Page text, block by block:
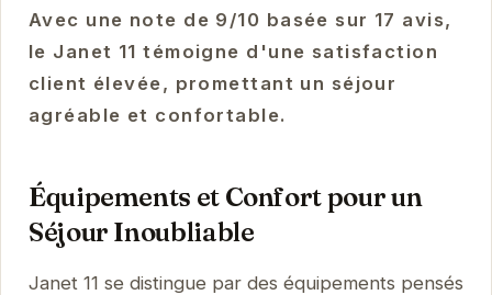
Avec une note de 9/10 basée sur 17 avis,
le Janet 11 témoigne d'une satisfaction
client élevée, promettant un séjour
agréable et confortable.
Équipements et Confort pour un
Séjour Inoubliable
Janet 11 se distingue par des équipements pensés